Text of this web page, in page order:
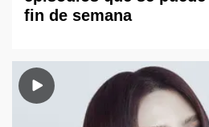
fin de semana